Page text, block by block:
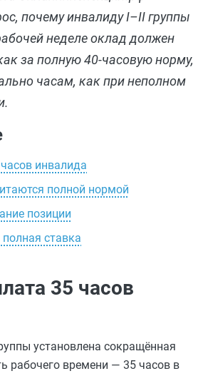
почему инвалиду I–II группы
неделе оклад должен
за полную 40‑часовую норму,
часам, как при неполном
инвалида
полной нормой
позиции
ставка
35 часов
установлена сокращённая
рабочего времени ― 35 часов в